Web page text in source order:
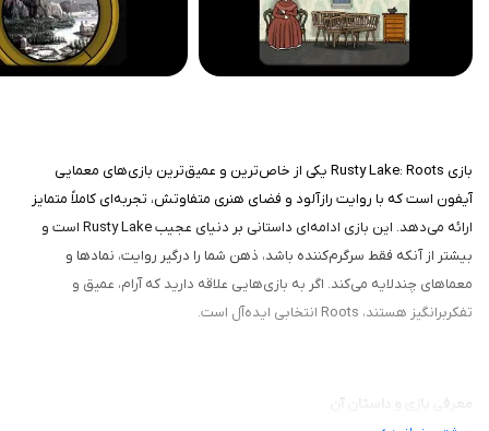
بازی Rusty Lake: Roots یکی از خاص‌ترین و عمیق‌ترین بازی‌های معمایی
آیفون است که با روایت رازآلود و فضای هنری متفاوتش، تجربه‌ای کاملاً متمایز
ارائه می‌دهد. این بازی ادامه‌ای داستانی بر دنیای عجیب Rusty Lake است و
بیشتر از آنکه فقط سرگرم‌کننده باشد، ذهن شما را درگیر روایت، نمادها و
معماهای چندلایه می‌کند. اگر به بازی‌هایی علاقه دارید که آرام، عمیق و
تفکربرانگیز هستند، Roots انتخابی ایده‌آل است.
معرفی بازی و داستان آن